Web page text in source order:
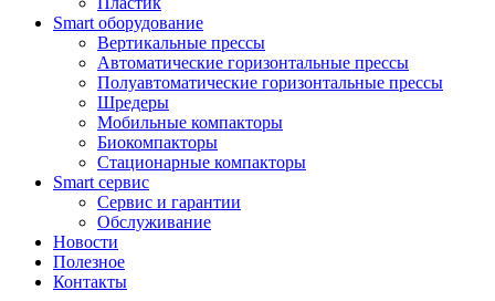
Smart оборудование
Вертикальные прессы
Автоматические горизонтальные прессы
Полуавтоматические горизонтальные прессы
Шредеры
Мобильные компакторы
Биокомпакторы
Стационарные компакторы
Smart сервис
Сервис и гарантии
Обслуживание
Новости
Полезное
Контакты